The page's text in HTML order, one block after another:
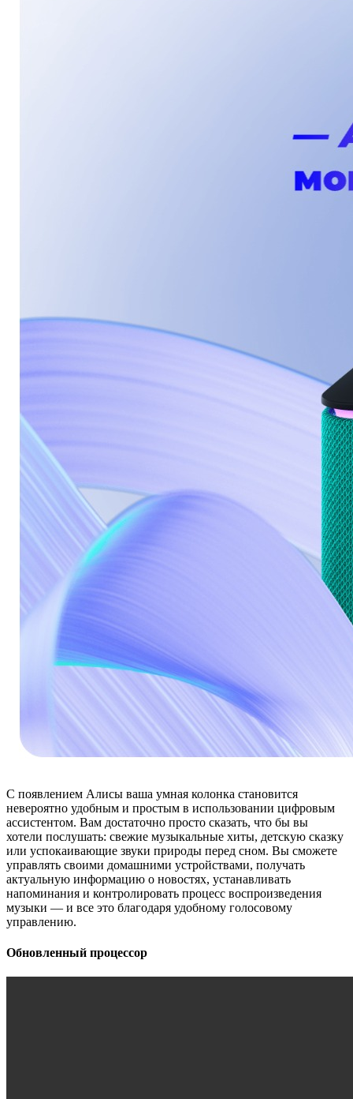
С появлением Алисы ваша умная колонка становится
невероятно удобным и простым в использовании цифровым
ассистентом. Вам достаточно просто сказать, что бы вы
хотели послушать: свежие музыкальные хиты, детскую сказку
или успокаивающие звуки природы перед сном. Вы сможете
управлять своими домашними устройствами, получать
актуальную информацию о новостях, устанавливать
напоминания и контролировать процесс воспроизведения
музыки — и все это благодаря удобному голосовому
управлению.
Обновленный процессор